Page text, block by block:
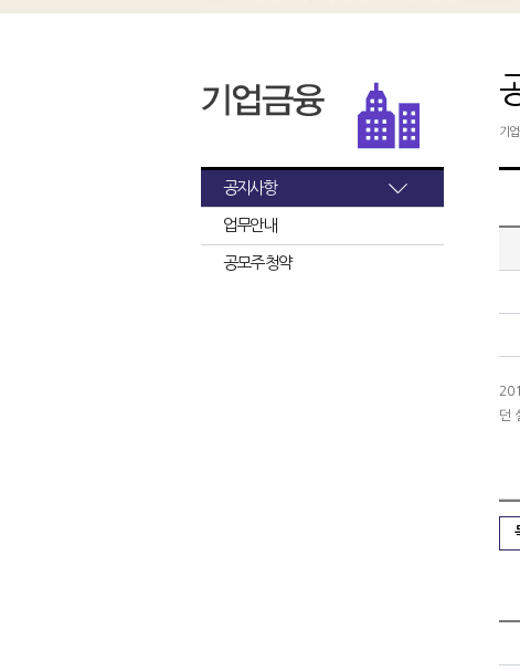
공지사항
업무안내
공모주 청약
기
던